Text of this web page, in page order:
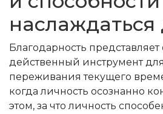
Благодарность представляет
действенный инструмент
переживания текущего
когда личность осознанно
этом, за что личность